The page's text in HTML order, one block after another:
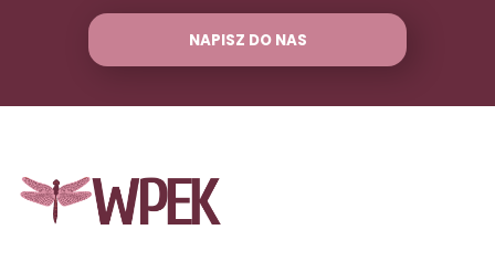
NAPISZ DO NAS